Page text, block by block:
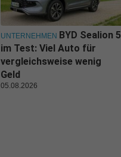
UNTERNEHMEN BYD Sealion 5
im Test: Viel Auto für
vergleichsweise wenig
Geld
05.08.2026